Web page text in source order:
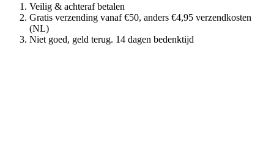
Veilig & achteraf betalen
Gratis verzending vanaf €50, anders €4,95 verzendkosten
(NL)
Niet goed, geld terug. 14 dagen bedenktijd